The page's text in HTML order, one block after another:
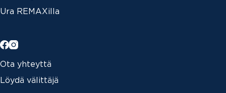
Ura REMAXilla
Ota yhteyttä
Löydä välittäjä